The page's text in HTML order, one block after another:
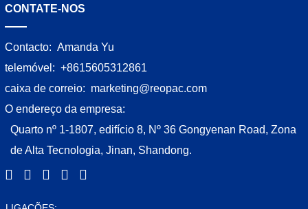
CONTATE-NOS
Contacto: Amanda Yu
telemóvel: +8615605312861
caixa de correio: marketing@reopac.com
O endereço da empresa:
Quarto nº 1-1807, edifício 8, Nº 36 Gongyenan Road, Zona
de Alta Tecnologia, Jinan, Shandong.